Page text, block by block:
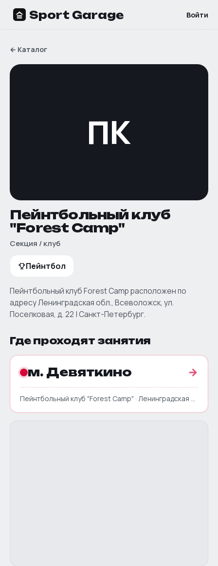
Sport Garage Войти
← Каталог
ПК
Пейнтбольный клуб
"Forest Camp"
Секция / клуб
Пейнтбол
Пейнтбольный клуб Forest Camp расположен по
адресу Ленинградская обл., Всеволожск, ул.
Поселковая, д. 22 | Санкт-Петербург.
Где проходят занятия
м. Девяткино →
Пейнтбольный клуб "Forest Camp" · Ленинградская обл., Всеволожск, ул. Поселковая, д. 22